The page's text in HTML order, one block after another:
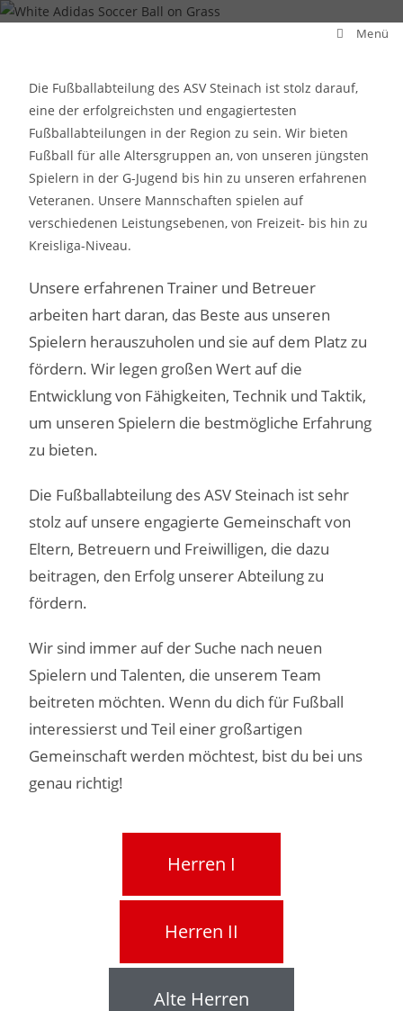
Menü
Die Fußballabteilung des ASV Steinach ist stolz darauf,
eine der erfolgreichsten und engagiertesten
Fußballabteilungen in der Region zu sein. Wir bieten
Fußball für alle Altersgruppen an, von unseren jüngsten
Spielern in der G-Jugend bis hin zu unseren erfahrenen
Veteranen. Unsere Mannschaften spielen auf
verschiedenen Leistungsebenen, von Freizeit- bis hin zu
Kreisliga-Niveau.
Unsere erfahrenen Trainer und Betreuer
arbeiten hart daran, das Beste aus unseren
Spielern herauszuholen und sie auf dem Platz zu
fördern. Wir legen großen Wert auf die
Entwicklung von Fähigkeiten, Technik und Taktik,
um unseren Spielern die bestmögliche Erfahrung
zu bieten.
Die Fußballabteilung des ASV Steinach ist sehr
stolz auf unsere engagierte Gemeinschaft von
Eltern, Betreuern und Freiwilligen, die dazu
beitragen, den Erfolg unserer Abteilung zu
fördern.
Wir sind immer auf der Suche nach neuen
Spielern und Talenten, die unserem Team
beitreten möchten. Wenn du dich für Fußball
interessierst und Teil einer großartigen
Gemeinschaft werden möchtest, bist du bei uns
genau richtig!
Herren I
Herren II
Alte Herren